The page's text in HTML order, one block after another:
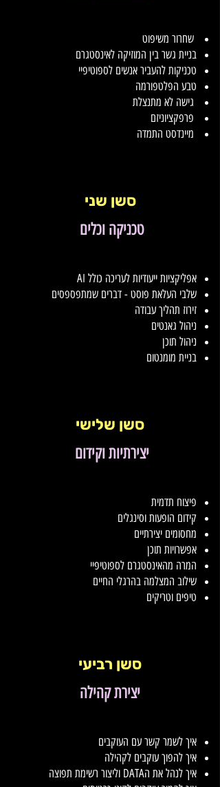
שחרור משיפוט
בניית גשר בין המוזיקה לאינסטגרם
טכניקות להעביר אנשים לספוטיפיי
טבע הפלטפורמה
גישה לא מתנצלת
פרפקציוניזם
מיינדסט התמדה
סשן שני
טכניקה וכלים
אפליקציות ייעודיות לעריכה כולל AI
שלבי העלאת פוסט - דברים שמתפספסים
זירוז תהליך עבודה
ניהול גאנטים
ניהול תוכן
בניית מומנטום
סשן שלישי
יצירתיות וקידום
פיצוח תדמית
קידום הופעות וסינגלים
מחסומים יצירתיים
אפשרויות תוכן
המרה מהאינסטגרם לספוטיפיי
שילוב המצלמה בהרגלי החיים
טיפים וטריקים
סשן רביעי
יצירת קהילה
איך לשמר קשר עם העוקבים
איך להפוך עוקבים לקהילה
איך לנהל את הDATA וליצור רשימת תפוצה